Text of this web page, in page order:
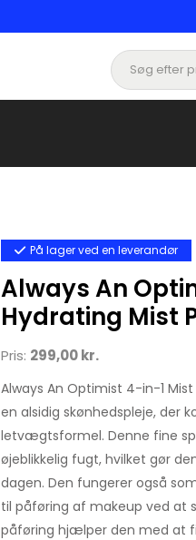
På lager ved en leverandør
Always An
Hydrating Mist
Pris: 299,00 kr.
Always An Optimist 4-in-1 Mist
en alsidig skønhedspleje, der
letvægtsformel. Denne fine
øjeblikkelig fugt, hvilket gør
dagen. Den fungerer også
til påføring af makeup ved at
påføring hjælper den med at